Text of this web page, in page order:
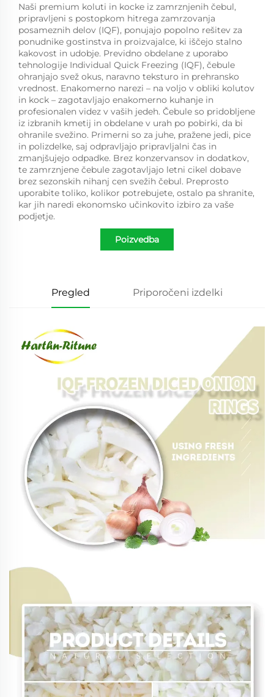
Naši premium koluti in kocke iz zamrznjenih čebul,
pripravljeni s postopkom hitrega zamrzovanja
posameznih delov (IQF), ponujajo popolno rešitev za
ponudnike gostinstva in proizvajalce, ki iščejo stalno
kakovost in udobje. Previdno obdelane z uporabo
tehnologije Individual Quick Freezing (IQF), čebule
ohranjajo svež okus, naravno teksturo in prehransko
vrednost. Enakomerno narezi – na voljo v obliki kolutov
in kock – zagotavljajo enakomerno kuhanje in
profesionalen videz v vaših jedeh. Čebule so pridobljene
iz izbranih kmetij in obdelane v urah po pobirki, da bi
ohranile svežino. Primerni so za juhe, pražene jedi, pice
in polizdelke, saj odpravljajo pripravljalni čas in
zmanjšujejo odpadke. Brez konzervansov in dodatkov,
te zamrznjene čebule zagotavljajo letni cikel dobave
brez sezonskih nihanj cen svežih čebul. Preprosto
uporabite toliko, kolikor potrebujete, ostalo pa shranite,
kar jih naredi ekonomsko učinkovito izbiro za vaše
podjetje.
Poizvedba
Pregled Priporočeni izdelki